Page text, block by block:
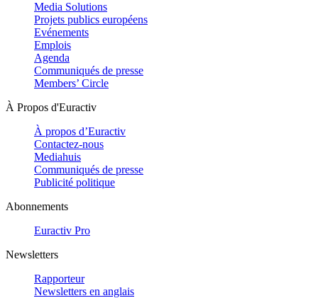
Media Solutions
Projets publics européens
Evénements
Emplois
Agenda
Communiqués de presse
Members’ Circle
À Propos d'Euractiv
À propos d’Euractiv
Contactez-nous
Mediahuis
Communiqués de presse
Publicité politique
Abonnements
Euractiv Pro
Newsletters
Rapporteur
Newsletters en anglais